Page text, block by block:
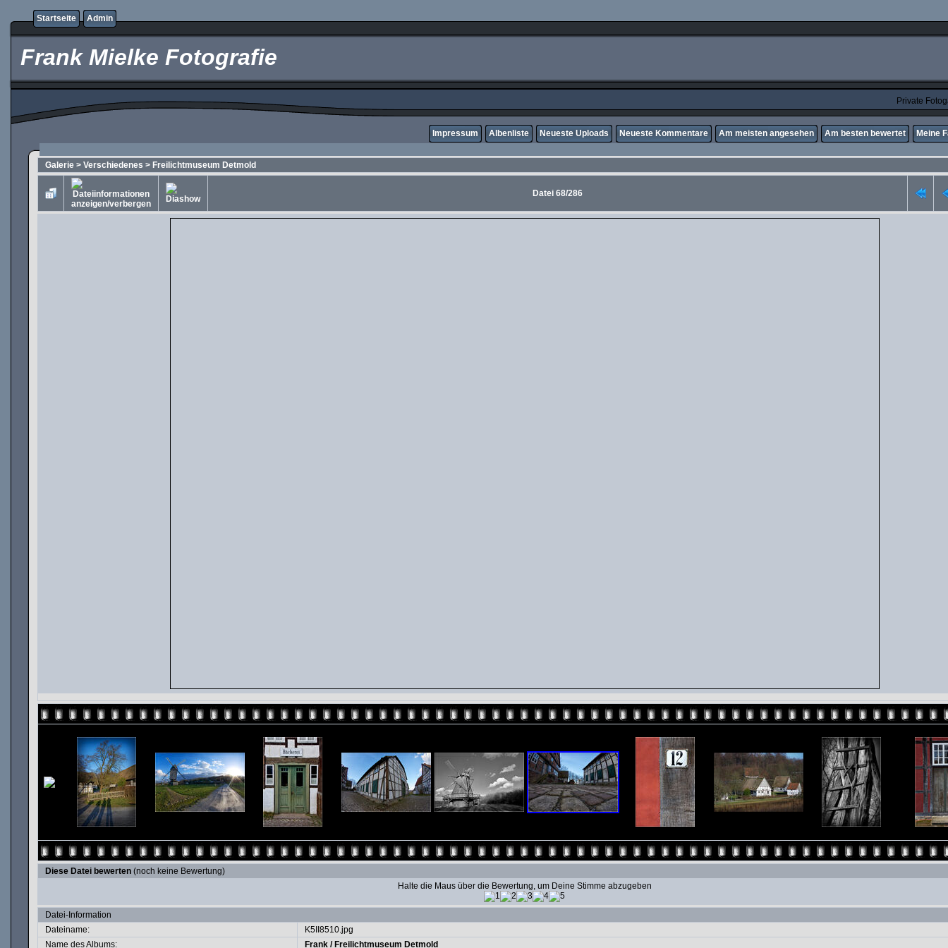
Startseite Admin
Frank Mielke Fotografie
Private
Impressum Albenliste Neueste Uploads Neueste Kommentare Am meisten angesehen Am besten bewertet Meine
Galerie > Verschiedenes > Freilichtmuseum Detmold
Datei 68/286
Diese Datei bewerten (noch keine Bewertung)
Halte die Maus über die Bewertung, um Deine Stimme abzugeben
Datei-Information
Dateiname:
K5II8510.jpg
Name des Albums:
Frank / Freilichtmuseum Detmold